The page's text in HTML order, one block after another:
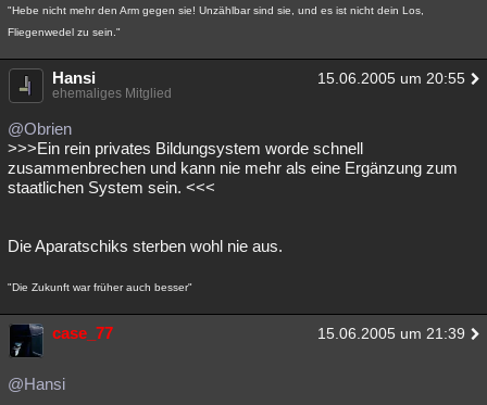
"Hebe nicht mehr den Arm gegen sie! Unzählbar sind sie, und es ist nicht dein Los,
Fliegenwedel zu sein."
Hansi 15.06.2005 um 20:55
ehemaliges Mitglied
@Obrien
>>>Ein rein privates Bildungsystem worde schnell
zusammenbrechen und kann nie mehr als eine Ergänzung zum
staatlichen System sein. <<<
Die Aparatschiks sterben wohl nie aus.
"Die Zukunft war früher auch besser"
case_77 15.06.2005 um 21:39
@Hansi